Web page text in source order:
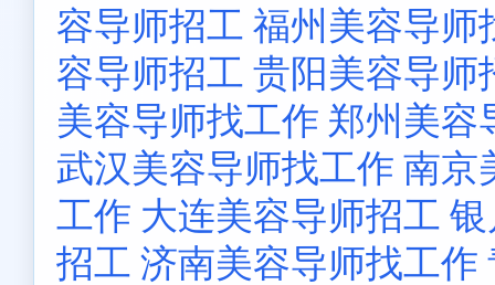
容导师招工 福州美容导师
容导师招工 贵阳美容导师
美容导师找工作 郑州美容
武汉美容导师找工作 南京
工作 大连美容导师招工
招工 济南美容导师找工作